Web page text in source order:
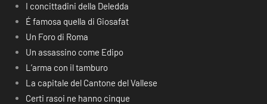
I concittadini della Deledda
É famosa quella di Giosafat
Un Foro di Roma
Un assassino come Edipo
L’arma con il tamburo
La capitale del Cantone del Vallese
Certi rasoi ne hanno cinque